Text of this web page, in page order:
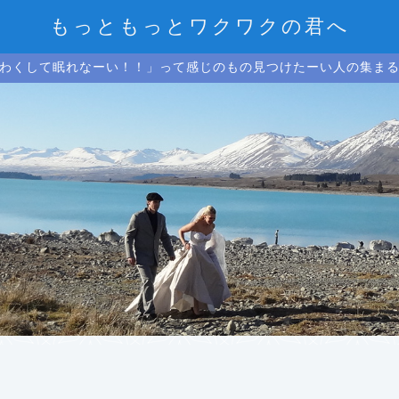
もっともっとワクワクの君へ
くして眠れなーい！！」って感じのもの見つけたーい人の集ま